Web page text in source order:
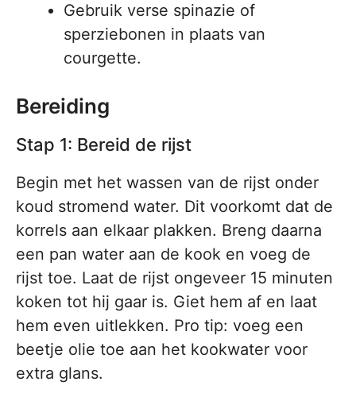
Gebruik verse spinazie of
sperziebonen in plaats van
courgette.
Bereiding
Stap 1: Bereid de rijst
Begin met het wassen van de rijst onder
koud stromend water. Dit voorkomt dat de
korrels aan elkaar plakken. Breng daarna
een pan water aan de kook en voeg de
rijst toe. Laat de rijst ongeveer 15 minuten
koken tot hij gaar is. Giet hem af en laat
hem even uitlekken. Pro tip: voeg een
beetje olie toe aan het kookwater voor
extra glans.